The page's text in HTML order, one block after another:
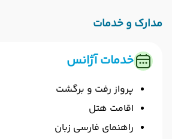
مدارک و خدمات
خدمات آژانس
پرواز رفت و برگشت
اقامت هتل
راهنمای فارسی زبان